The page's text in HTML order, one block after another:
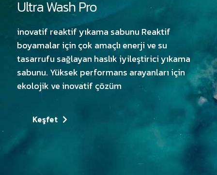
Ultra Wash Pro
inovatif reaktif yıkama sabunu Reaktif
boyamalar için çok amaçlı enerji ve su
tasarrufu sağlayan haslık iyileştirici yıkama
sabunu. Yüksek performans arayanları için
ekolojik ve inovatif çözüm
Keşfet